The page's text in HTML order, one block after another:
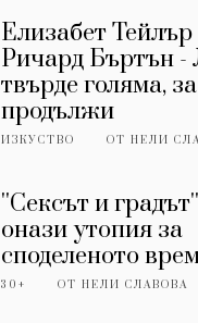
Елизабет
Ричард Бъртън -
твърде голяма,
продължи
ИЗКУСТВО ОТНЕЛИ
''Сексът и
онази утопия за
споделеното
30+ ОТНЕЛИ СЛАВОВА